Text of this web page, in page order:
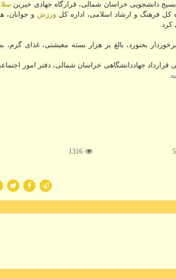
دانشجویی خراسان شمالی، قرارگاه جهادی خیرین
کل فرهنگ و ارشاد اسلامی، اداره کل ورزش و جوانان،
کرد.
بجنورد، بالغ بر هزار بسته معیشتی، غذای گرم،
جهاددانشگاهی خراسان شمالی، دفتر امور
1316